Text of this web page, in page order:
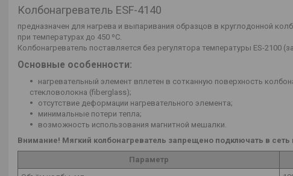
Колбонагреватель ESF-4140
предназначен для нагрева и выпаривания образцов в круглодонной
при температурах до 450 ºС.
Колбонагреватель поставляется без регулятора температуры ES-2100
Основные особенности:
нагревательный элемент вплетен в сотканную поверхность
стекловолокна (fiberglass);
отсутствие деформации нагревательного элемента;
минимальные потери тепла;
возможность использования магнитной мешалки.
Внимание! Мягкий колбонагреватель запрещено подключать в сеть
Параметр